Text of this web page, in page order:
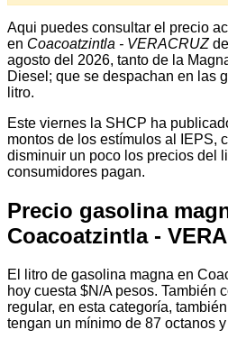
Aqui puedes consultar el precio
en Coacoatzintla - VERACRUZ
agosto del 2026, tanto de la
Diesel; que se despachan en las
litro.
Este viernes la SHCP ha
montos de los estímulos al IEPS,
disminuir un poco los precios del
consumidores pagan.
Precio gasolina
Coacoatzintla -
El litro de gasolina magna en
hoy cuesta $N/A pesos. También
regular, en esta categoría,
tengan un mínimo de 87 octanos